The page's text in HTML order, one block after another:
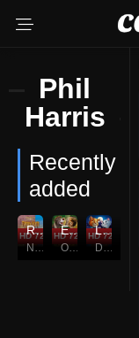
Phil
Harris
Recently
added
7.6
HD 720P
Robin Hood
Nov. 08, 1973
7.6
HD 720P
El Libro de la Selva
Oct. 18, 1967
7.1
HD 720P
Los aristogatos
Dec. 23, 1970